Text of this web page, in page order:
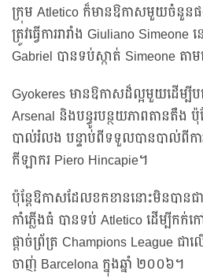
ក្រុម Atletico ក៏មានឱកាសមួយចំនួន
ត្រូវធ្វើការរារាំង Giuliano
Gabriel បានទប់ស្កាត់ Simeone តាម
Gyokeres មានឱកាសដ៏ល្អមួយដើម្បីប
Arsenal និងបន្ធូរបន្ថយភាពតានតឹង ប៉ុ
បាល់រំលង បន្ទាប់ពីទទួលបានបាល់ពីក
កីឡាករ Piero Hincapie។
ប៉ុន្តែឱកាសដែលខកខាននោះមិនបាន
កាំភ្លើងធំ បានទប់ Atletico ដើម្បីកក់ក
ផ្តាច់ព្រ័ត្រ Champions League ជ
ចាញ់ Barcelona ក្នុងឆ្នាំ ២០០៦។